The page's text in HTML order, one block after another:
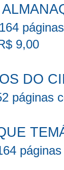
9,00
DO
páginas
páginas